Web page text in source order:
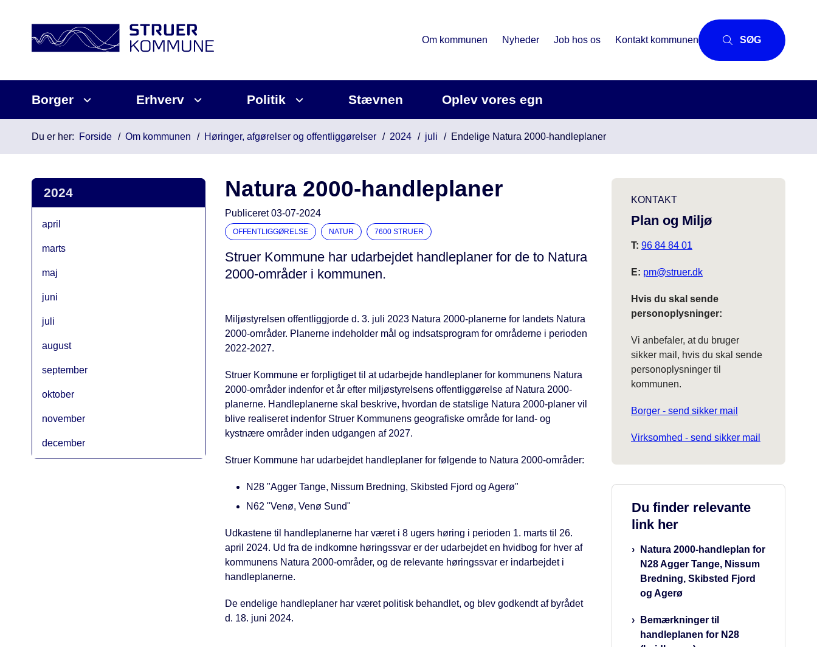
Om kommunen Nyheder Job hos os Kontakt kommunen SØG
Borger Erhverv Politik Stævnen Oplev vores egn
Du er her: Forside Om kommunen Høringer, afgørelser og offentliggørelser 2024 juli Endelige Natura 2000-handleplaner
2024
april
marts
maj
juni
juli
august
september
oktober
november
december
Natura 2000-handleplaner
Publiceret03-07-2024
OFFENTLIGGØRELSE NATUR 7600 STRUER
Struer Kommune har udarbejdet handleplaner for de to Natura
2000-områder i kommunen.
Miljøstyrelsen offentliggjorde d. 3. juli 2023 Natura 2000-planerne for landets Natura
2000-områder. Planerne indeholder mål og indsatsprogram for områderne i perioden
2022-2027.
Struer Kommune er forpligtiget til at udarbejde handleplaner for kommunens Natura
2000-områder indenfor et år efter miljøstyrelsens offentliggørelse af Natura 2000-
planerne. Handleplanerne skal beskrive, hvordan de statslige Natura 2000-planer vil
blive realiseret indenfor Struer Kommunens geografiske område for land- og
kystnære områder inden udgangen af 2027.
Struer Kommune har udarbejdet handleplaner for følgende to Natura 2000-områder:
N28 "Agger Tange, Nissum Bredning, Skibsted Fjord og Agerø"
N62 "Venø, Venø Sund"
Udkastene til handleplanerne har været i 8 ugers høring i perioden 1. marts til 26.
april 2024. Ud fra de indkomne høringssvar er der udarbejdet en hvidbog for hver af
kommunens Natura 2000-områder, og de relevante høringssvar er indarbejdet i
handleplanerne.
De endelige handleplaner har været politisk behandlet, og blev godkendt af byrådet
d. 18. juni 2024.
KONTAKT
Plan og Miljø
T: 96 84 84 01
E: pm@struer.dk
Hvis du skal sende
personoplysninger:
Vi anbefaler, at du bruger
sikker mail, hvis du skal sende
personoplysninger til
kommunen.
Borger - send sikker mail
Virksomhed - send sikker mail
Du finder relevante
link her
Natura 2000-handleplan for
N28 Agger Tange, Nissum
Bredning, Skibsted Fjord
og Agerø
Bemærkninger til
handleplanen for N28